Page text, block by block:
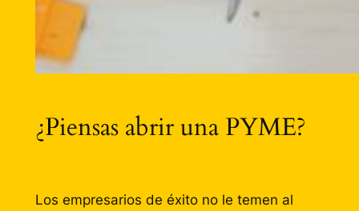
¿Piensas abrir una PYME?
Los empresarios de éxito no le temen al